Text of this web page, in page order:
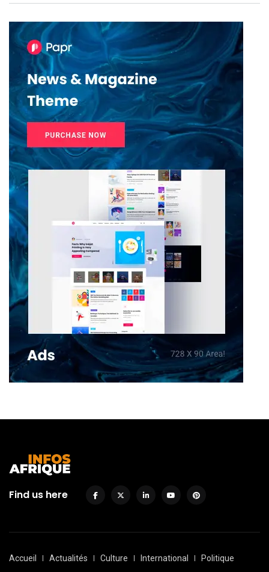
Find us here
Accueil Actualités Culture International
Politique